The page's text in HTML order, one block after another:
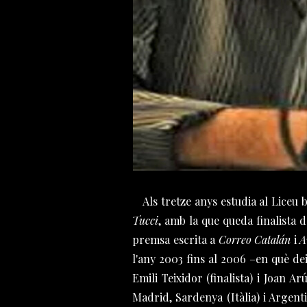
Als tretze anys estudia al Liceu
Tucci, amb la que queda finalista
premsa escrita a Correo Catalán i
l'any 2003 fins al 2006 –en què
Emili Teixidor (finalista) i Joan
Madrid, Sardenya (Itàlia) i